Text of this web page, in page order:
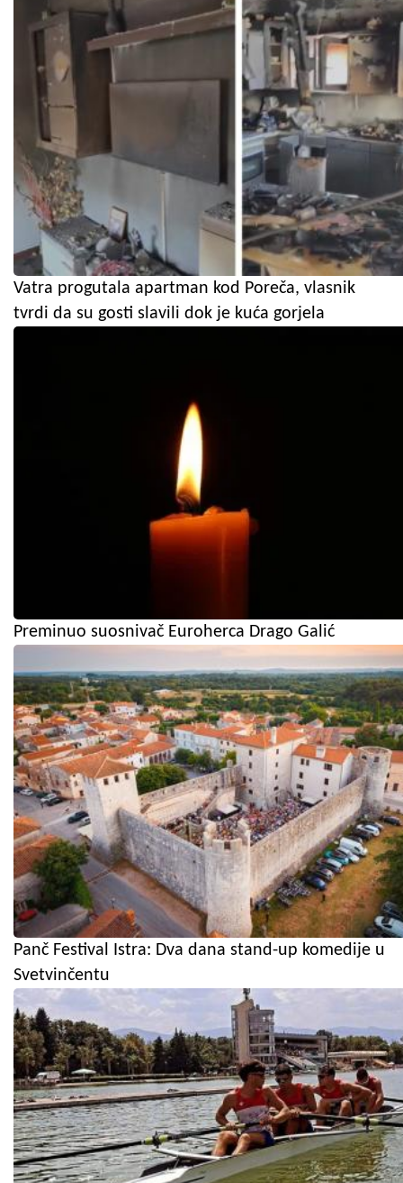
Vatra progutala apartman kod Poreča, vlasnik
tvrdi da su gosti slavili dok je kuća gorjela
Preminuo suosnivač Euroherca Drago Galić
Panč Festival Istra: Dva dana stand-up komedije u
Svetvinčentu